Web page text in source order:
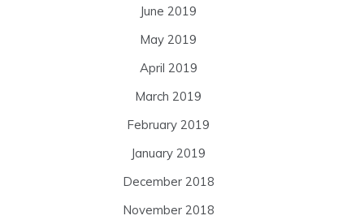
June 2019
May 2019
April 2019
March 2019
February 2019
January 2019
December 2018
November 2018